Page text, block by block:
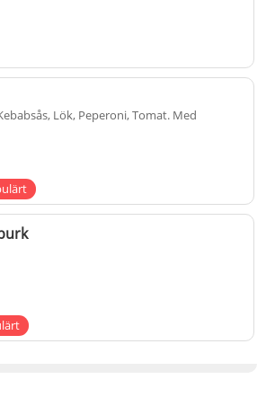
kebabkött, Ost, Peperoni, Rödlök,
populärt
Lök, Peperoni, Tomat. Med